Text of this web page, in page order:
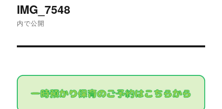
稿
ゲ
IMG_7548
内で公開